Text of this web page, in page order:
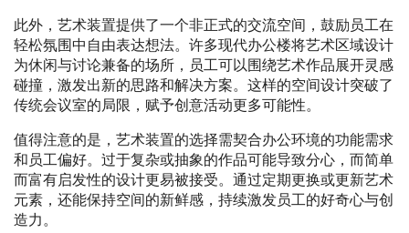
此外，艺术装置提供了一个非正式的交流空间，鼓励员工在
轻松氛围中自由表达想法。许多现代办公楼将艺术区域设计
为休闲与讨论兼备的场所，员工可以围绕艺术作品展开灵感
碰撞，激发出新的思路和解决方案。这样的空间设计突破了
传统会议室的局限，赋予创意活动更多可能性。
值得注意的是，艺术装置的选择需契合办公环境的功能需求
和员工偏好。过于复杂或抽象的作品可能导致分心，而简单
而富有启发性的设计更易被接受。通过定期更换或更新艺术
元素，还能保持空间的新鲜感，持续激发员工的好奇心与创
造力。